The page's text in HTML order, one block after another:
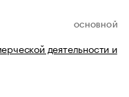
ОСНОВНОЙ
деятельности и